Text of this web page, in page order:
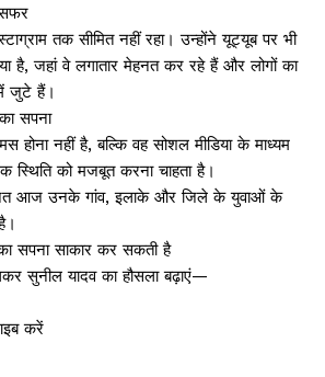
तक सीमित नहीं रहा। उन्होंने यूट्यूब पर भी
है, जहां वे लगातार मेहनत कर रहे हैं और लोगों का
जुटे हैं।
सपना
होना नहीं है, बल्कि वह सोशल मीडिया के माध्यम
स्थिति को मजबूत करना चाहता है।
आज उनके गांव, इलाके और जिले के युवाओं के
सपना साकार कर सकती है
सुनील यादव का हौसला बढ़ाएं—
करें